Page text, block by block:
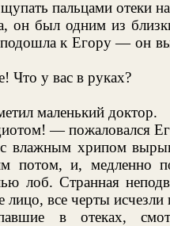
пальцами отеки
он был одним из
к Егору — он
Что у вас в руках?
маленький доктор.
— пожаловался
влажным хрипом
потом, и, медленно
лоб. Странная
все черты
в отеках,